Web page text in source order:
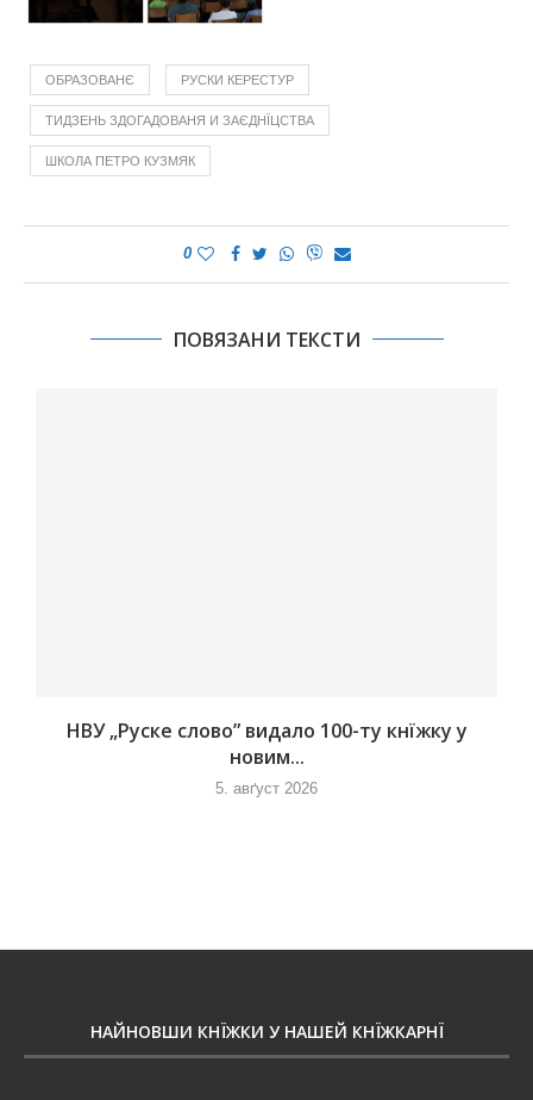
ОБРАЗОВАНЄ РУСКИ КЕРЕСТУР
ТИДЗЕНЬ ЗДОГАДОВАНЯ И ЗАЄДНЇЦСТВА
ШКОЛА ПЕТРО КУЗМЯК
0
ПОВЯЗАНИ ТЕКСТИ
НВУ „Руске слово” видало 100-ту кнїжку у
новим...
5. авґуст 2026
НАЙНОВШИ КНЇЖКИ У НАШЕЙ КНЇЖКАРНЇ